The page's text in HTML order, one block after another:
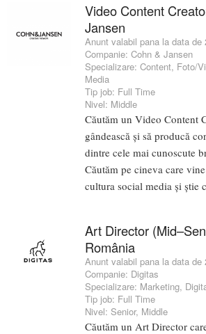
Video Content
Jansen
Anunt valabil pana la data de
Companie: Cohn & Jansen
Specializare: Content, Foto/
Media
Tip job: Full Time
Nivel: Middle
Căutăm un Video Content
gândească și să producă
dintre cele mai cunoscute
Căutăm pe cineva care
cultura social media și știe
Art Director
România
Anunt valabil pana la data de
Companie: Digitas
Specializare: Marketing,
Tip job: Full Time
Nivel: Senior, Middle
Căutăm un Art Director